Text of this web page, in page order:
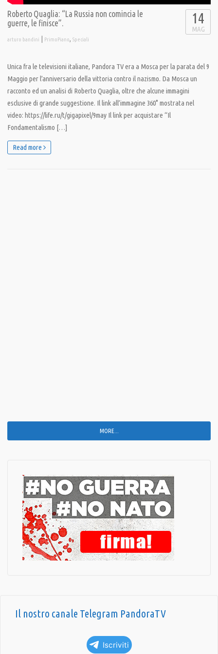
Roberto Quaglia: “La Russia non comincia le
guerre, le finisce”.
arturo bandini | PrimoPiano, Speciali
14
MAG
Unica fra le televisioni italiane, Pandora TV era a Mosca per la parata del 9
Maggio per l’anniversario della vittoria contro il nazismo. Da Mosca un
racconto ed un analisi di Roberto Quaglia, oltre che alcune immagini
esclusive di grande suggestione. Il link all’immagine 360° mostrata nel
video: https://life.ru/t/gigapixel/9may Il link per acquistare “Il
Fondamentalismo […]
Read more
MORE...
Il nostro canale Telegram PandoraTV
Iscriviti